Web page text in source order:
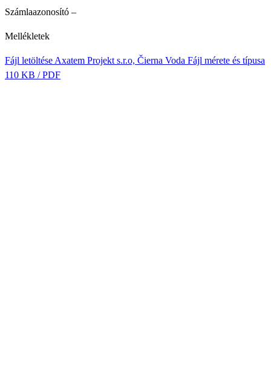
Számlaazonosító –
Mellékletek
Fájl letöltése Axatem Projekt s.r.o, Čierna Voda Fájl mérete és típusa
110 KB / PDF